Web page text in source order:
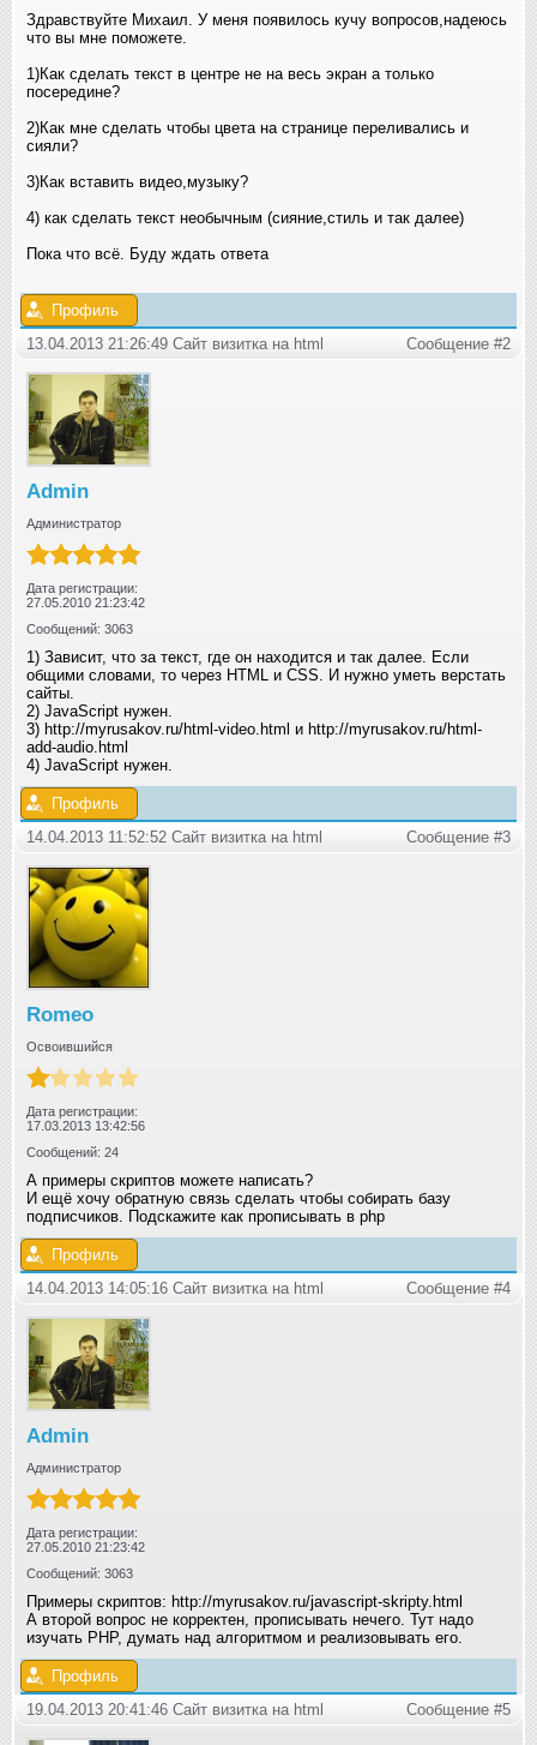
Здравствуйте Михаил. У меня появилось кучу вопросов,надеюсь
что вы мне поможете.
1)Как сделать текст в центре не на весь экран а только
посередине?
2)Как мне сделать чтобы цвета на странице переливались и
сияли?
3)Как вставить видео,музыку?
4) как сделать текст необычным (сияние,стиль и так далее)
Пока что всё. Буду ждать ответа
Профиль
13.04.2013 21:26:49 Сайт визитка на html
Сообщение #2
Admin
Администратор
Дата регистрации:
27.05.2010 21:23:42
Сообщений: 3063
1) Зависит, что за текст, где он находится и так далее. Если
общими словами, то через HTML и CSS. И нужно уметь верстать
сайты.
2) JavaScript нужен.
3) http://myrusakov.ru/html-video.html и http://myrusakov.ru/html-
add-audio.html
4) JavaScript нужен.
Профиль
14.04.2013 11:52:52 Сайт визитка на html
Сообщение #3
Romeo
Освоившийся
Дата регистрации:
17.03.2013 13:42:56
Сообщений: 24
А примеры скриптов можете написать?
И ещё хочу обратную связь сделать чтобы собирать базу
подписчиков. Подскажите как прописывать в php
Профиль
14.04.2013 14:05:16 Сайт визитка на html
Сообщение #4
Admin
Администратор
Дата регистрации:
27.05.2010 21:23:42
Сообщений: 3063
Примеры скриптов: http://myrusakov.ru/javascript-skripty.html
А второй вопрос не корректен, прописывать нечего. Тут надо
изучать PHP, думать над алгоритмом и реализовывать его.
Профиль
19.04.2013 20:41:46 Сайт визитка на html
Сообщение #5